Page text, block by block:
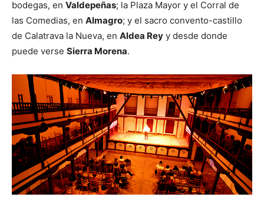
bodegas, en Valdepeñas; la Plaza Mayor y el Corral de
las Comedias, en Almagro; y el sacro convento-castillo
de Calatrava la Nueva, en Aldea Rey y desde donde
puede verse Sierra Morena.